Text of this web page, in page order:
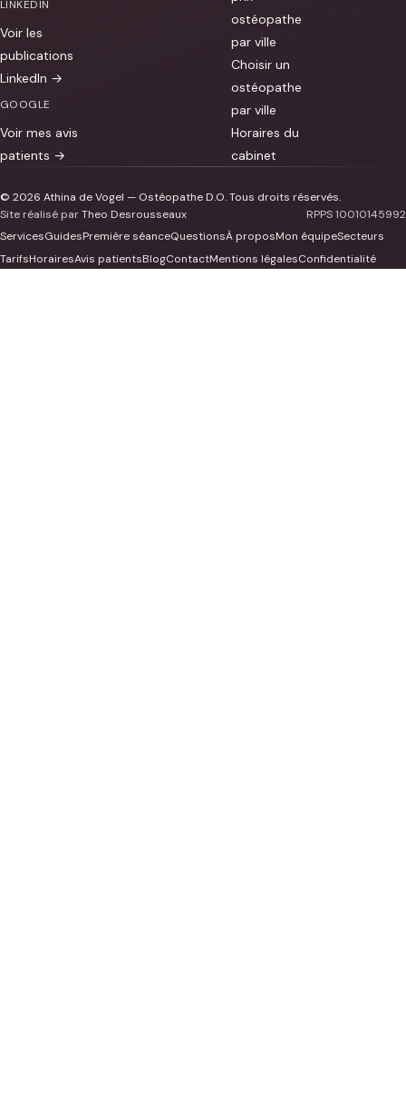
LINKEDIN
Voir les
publications
LinkedIn →
GOOGLE
Voir mes avis
patients →
ostéopathe
par ville
Choisir un
ostéopathe
par ville
Horaires du
cabinet
© 2026 Athina de Vogel — Ostéopathe D.O. Tous droits réservés.
Site réalisé parTheo Desrousseaux
RPPS 10010145992
ServicesGuidesPremière séanceQuestionsÀ proposMon équipeSecteurs
TarifsHorairesAvis patientsBlogContactMentions légalesConfidentialité